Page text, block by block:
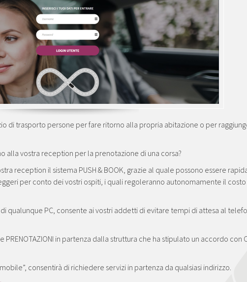
di trasporto persone per fare ritorno alla propria abitazione o per
alla vostra reception per la prenotazione di una corsa?
reception il sistema PUSH & BOOK, grazie al quale possono essere
per conto dei vostri ospiti, i quali regoleranno autonomamente il
qualunque PC, consente ai vostri addetti di evitare tempi di attesa al
PRENOTAZIONI in partenza dalla struttura che ha stipulato un accordo con
consentirà di richiedere servizi in partenza da qualsiasi indirizzo.